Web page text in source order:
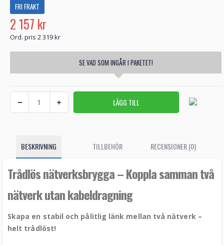
FRI FRAKT
2 157 kr
Ord. pris 2 319 kr
SE VAD SOM INGÅR I PAKETET!
BESKRIVNING TILLBEHÖR RECENSIONER (0)
Trådlös nätverksbrygga – Koppla samman två
nätverk utan kabeldragning
Skapa en stabil och pålitlig länk mellan två nätverk –
helt trådlöst!